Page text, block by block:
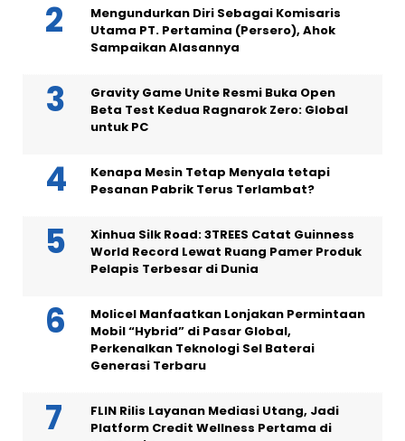
Mengundurkan Diri Sebagai Komisaris
Utama PT. Pertamina (Persero), Ahok
Sampaikan Alasannya
Gravity Game Unite Resmi Buka Open
Beta Test Kedua Ragnarok Zero: Global
untuk PC
Kenapa Mesin Tetap Menyala tetapi
Pesanan Pabrik Terus Terlambat?
Xinhua Silk Road: 3TREES Catat Guinness
World Record Lewat Ruang Pamer Produk
Pelapis Terbesar di Dunia
Molicel Manfaatkan Lonjakan Permintaan
Mobil “Hybrid” di Pasar Global,
Perkenalkan Teknologi Sel Baterai
Generasi Terbaru
FLIN Rilis Layanan Mediasi Utang, Jadi
Platform Credit Wellness Pertama di